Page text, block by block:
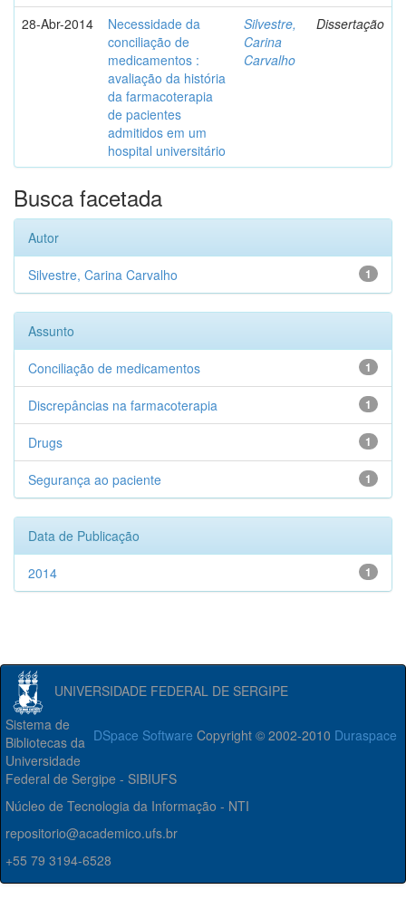
28-Abr-2014
Necessidade da
conciliação de
medicamentos :
avaliação da história
da farmacoterapia
de pacientes
admitidos em um
hospital universitário
Silvestre,
Carina
Carvalho
Dissertação
Busca facetada
Autor
1
Silvestre, Carina Carvalho
Assunto
1
Conciliação de medicamentos
1
Discrepâncias na farmacoterapia
1
Drugs
1
Segurança ao paciente
Data de Publicação
1
2014
UNIVERSIDADE FEDERAL DE SERGIPE
DSpace Software Copyright © 2002-2010 Duraspace
Sistema de
Bibliotecas da
Universidade
Federal de Sergipe - SIBIUFS
Núcleo de Tecnologia da Informação - NTI
repositorio@academico.ufs.br
+55 79 3194-6528